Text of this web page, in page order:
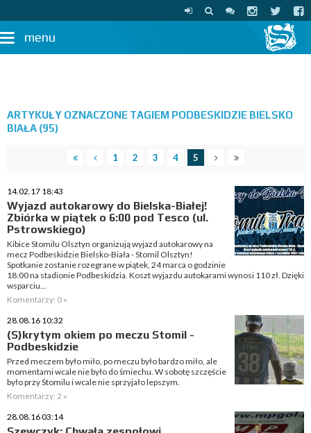
menu
ARTYKUŁY OZNACZONE TAGIEM PODBESKIDZIE BIELSKO
BIAŁA (95)
1 2 3 4 5
14.02.17 18:43
Wyjazd autokarowy do Bielska-Białej!
Zbiórka w piątek o 6:00 pod Tesco (ul.
Pstrowskiego)
Kibice Stomilu Olsztyn organizują wyjazd autokarowy na
mecz Podbeskidzie Bielsko-Biała - Stomil Olsztyn!
Spotkanie zostanie rozegrane w piątek, 24 marca o godzinie
18:00 na stadionie Podbeskidzia. Koszt wyjazdu autokarami wynosi 110 zł. Dzięki
wsparciu...
Komentarzy: 0 »
28.08.16 10:32
(S)krytym okiem po meczu Stomil -
Podbeskidzie
Przed meczem było miło, po meczu było bardzo miło, ale
momentami wcale nie było do śmiechu. W sobotę szczęście
było przy Stomilu i wcale nie sprzyjało lepszym.
Komentarzy: 2 »
28.08.16 03:14